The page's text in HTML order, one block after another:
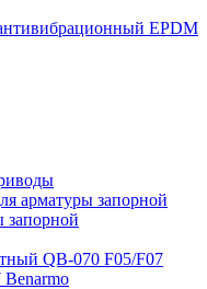
EPDM
арматуры запорной
запорной
QB-070 F05/F07
Benarmo